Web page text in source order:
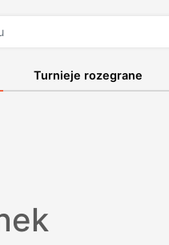
Turnieje rozegrane